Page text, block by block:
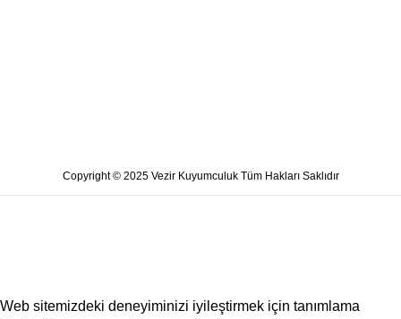
Copyright © 2025 Vezir Kuyumculuk Tüm Hakları Saklıdır
Web sitemizdeki deneyiminizi iyileştirmek için tanımlama